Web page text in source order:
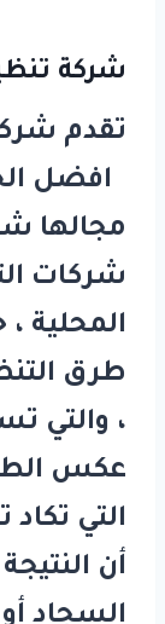
شركة
تقدم
افضل
مجالها
شركات
المحلية
طرق
، والتي
عكس
التي تكاد
أن
السجاد